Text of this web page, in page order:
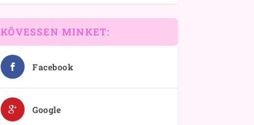
KÖVESSEN MINKET:
Facebook
Google